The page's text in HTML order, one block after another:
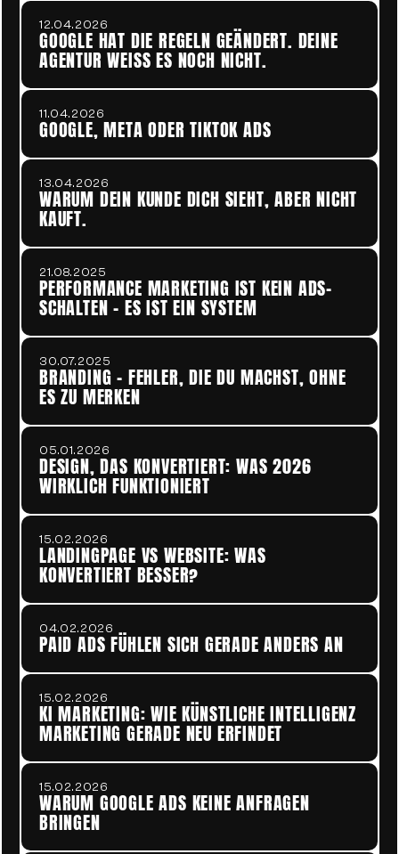
12.04.2026
GOOGLE HAT DIE REGELN GEÄNDERT. DEINE
AGENTUR WEISS ES NOCH NICHT.
11.04.2026
GOOGLE, META ODER TIKTOK ADS
13.04.2026
WARUM DEIN KUNDE DICH SIEHT, ABER NICHT
KAUFT.
21.08.2025
PERFORMANCE MARKETING IST KEIN ADS-
SCHALTEN - ES IST EIN SYSTEM
30.07.2025
BRANDING - FEHLER, DIE DU MACHST, OHNE
ES ZU MERKEN
05.01.2026
DESIGN, DAS KONVERTIERT: WAS 2026
WIRKLICH FUNKTIONIERT
15.02.2026
LANDINGPAGE VS WEBSITE: WAS
KONVERTIERT BESSER?
04.02.2026
PAID ADS FÜHLEN SICH GERADE ANDERS AN
15.02.2026
KI MARKETING: WIE KÜNSTLICHE INTELLIGENZ
MARKETING GERADE NEU ERFINDET
15.02.2026
WARUM GOOGLE ADS KEINE ANFRAGEN
BRINGEN